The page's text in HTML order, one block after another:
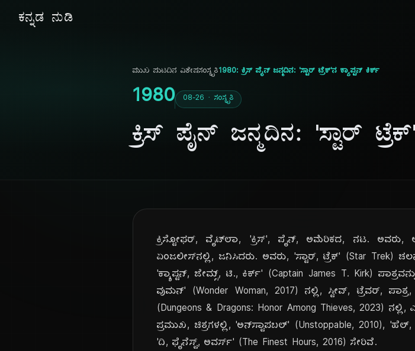
ಕನ್ನಡ ನುಡಿ
ಮುಖ ಪುಟದಿನ ವಿಶೇಷಸಂಸ್ಕೃತಿ1980: ಕ್ರಿಸ್ ಪೈನ್ ಜನ್ಮದಿನ: 'ಸ್ಟಾರ್ ಟ್ರೆಕ್'ನ ಕ್ಯಾಪ್ಟನ್ ಕಿರ್ಕ್
1980 08-26 · ಸಂಸ್ಕೃತಿ
ಕ್ರಿಸ್ ಪೈನ್ ಜನ್ಮದಿನ: 'ಸ್ಟಾರ್
ಕ್ರಿಸ್ಟೋಫರ್, ವೈಟ್‌ಲಾ, 'ಕ್ರಿಸ್', ಪೈನ್, ಅಮೆರಿಕದ, ನಟ.
ಏಂಜಲೀಸ್‌ನಲ್ಲಿ, ಜನಿಸಿದರು. ಅವರು, 'ಸ್ಟಾರ್, ಟ್ರೆಕ್' (Star Trek)
'ಕ್ಯಾಪ್ಟನ್, ಜೇಮ್ಸ್, ಟಿ., ಕಿರ್ಕ್' (Captain James T. Kirk)
ವುಮನ್' (Wonder Woman, 2017) ನಲ್ಲಿ, ಸ್ಟೀವ್, ಟ್ರೆವರ್,
(Dungeons & Dragons: Honor Among Thieves, 2023)
ಪ್ರಮುಖ, ಚಿತ್ರಗಳಲ್ಲಿ, 'ಅನ್‌ಸ್ಟಾಪಬಲ್' (Unstoppable, 2010),
'ದಿ, ಫೈನೆಸ್ಟ್, ಅವರ್ಸ್' (The Finest Hours, 2016) ಸೇರಿವೆ.